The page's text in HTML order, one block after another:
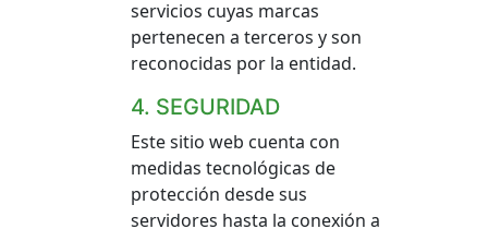
servicios cuyas marcas
pertenecen a terceros y son
reconocidas por la entidad.
4. SEGURIDAD
Este sitio web cuenta con
medidas tecnológicas de
protección desde sus
servidores hasta la conexión a